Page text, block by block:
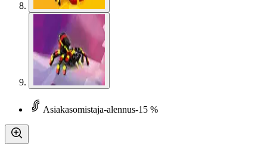
Asiakasomistaja-alennus-15 %